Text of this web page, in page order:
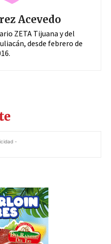
Acevedo
ZETA Tijuana y del
desde febrero de
-